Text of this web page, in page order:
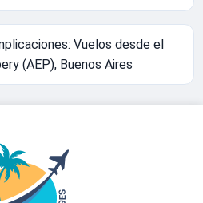
Vuelos desde el
(AEP), Buenos Aires